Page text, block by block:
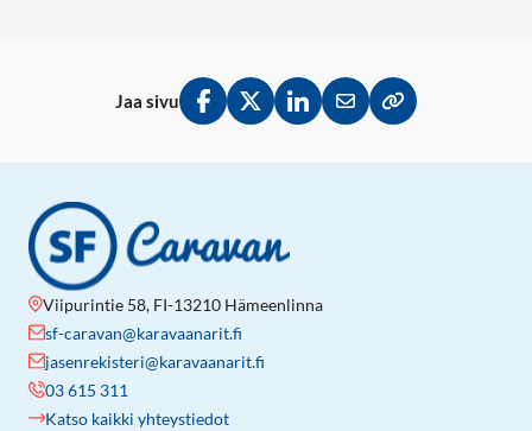
Jaa sivu
Jaa Facebookissa
Jaa Twitterissä
Jaa LinkedInissä
Jaa sähköpostitse
Kopioi linkki
Viipurintie 58, FI-13210 Hämeenlinna
sf-caravan@karavaanarit.fi
jasenrekisteri@karavaanarit.fi
03 615 311
Katso kaikki yhteystiedot